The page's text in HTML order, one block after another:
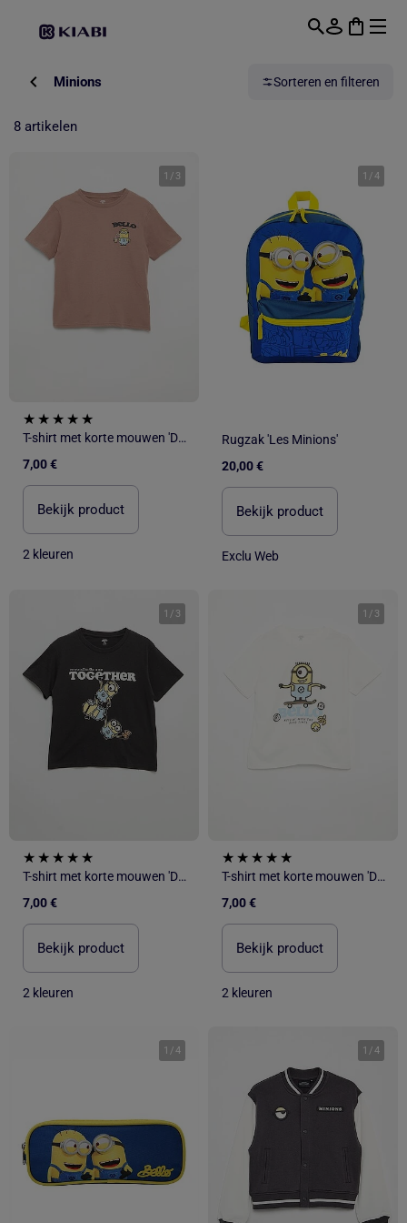
Minions Sorteren en filteren
8 artikelen
1 / 3
T-shirt met korte mouwen 'De Minions'
7,00 €
Bekijk product
2 kleuren
1 /4
Rugzak 'Les Minions'
20,00 €
Bekijk product
Exclu Web
1 / 3
T-shirt met korte mouwen 'De Minions'
7,00 €
Bekijk product
2 kleuren
1 / 3
T-shirt met korte mouwen 'De Minions'
7,00 €
Bekijk product
2 kleuren
1 /4 1 /4